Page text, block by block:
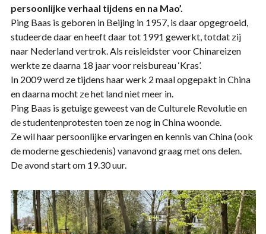
persoonlijke verhaal tijdens en na Mao’.
Ping Baas is geboren in Beijing in 1957, is daar opgegroeid,
studeerde daar en heeft daar tot 1991 gewerkt, totdat zij
naar Nederland vertrok. Als reisleidster voor Chinareizen
werkte ze daarna 18 jaar voor reisbureau ‘Kras’.
In 2009 werd ze tijdens haar werk 2 maal opgepakt in China
en daarna mocht ze het land niet meer in.
Ping Baas is getuige geweest van de Culturele Revolutie en
de studentenprotesten toen ze nog in China woonde.
Ze wil haar persoonlijke ervaringen en kennis van China (ook
de moderne geschiedenis) vanavond graag met ons delen.
De avond start om 19.30 uur.